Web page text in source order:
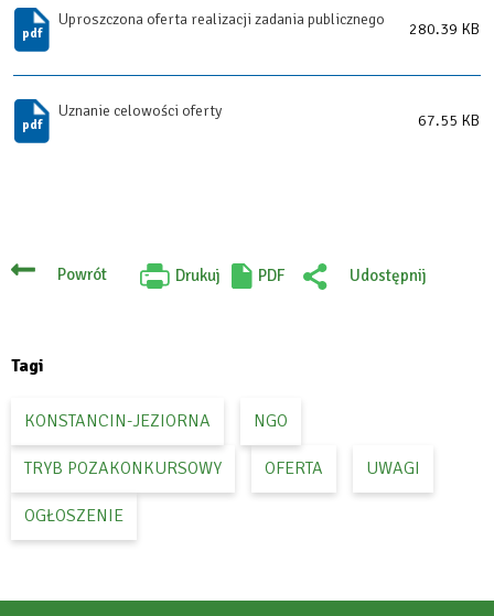
Uproszczona oferta realizacji zadania publicznego
280.39 KB
Uznanie celowości oferty
67.55 KB
Powrót Drukuj
Will
PDF
Udostępnij
Tagi
KONSTANCIN-JEZIORNA NGO
TRYB POZAKONKURSOWY OFERTA UWAGI
OGŁOSZENIE